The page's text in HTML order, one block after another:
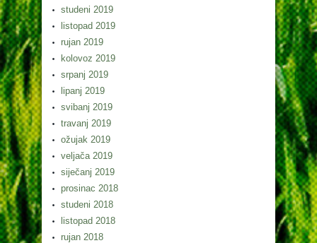
studeni 2019
listopad 2019
rujan 2019
kolovoz 2019
srpanj 2019
lipanj 2019
svibanj 2019
travanj 2019
ožujak 2019
veljača 2019
siječanj 2019
prosinac 2018
studeni 2018
listopad 2018
rujan 2018